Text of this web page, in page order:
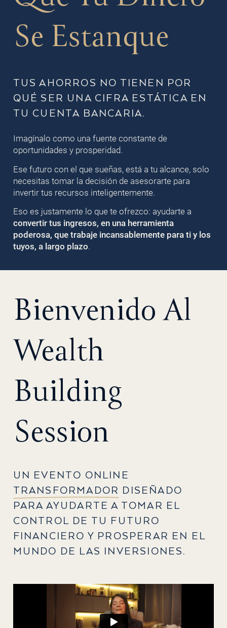
Se Estanque
TUS AHORROS NO TIENEN POR
QUÉ SER UNA CIFRA ESTÁTICA EN
TU CUENTA BANCARIA.
Imagínalo como una fuente constante de
oportunidades y prosperidad.
Ese futuro con el que sueñas, está a tu alcance, solo
necesitas tomar la decisión de asesorarte para
invertir tus recursos inteligentemente.
Eso es justamente lo que te ofrezco: ayudarte a
convertir tus ingresos, en una herramienta
poderosa, que trabaje incansablemente para ti y los
tuyos, a largo plazo.
Bienvenido Al
Wealth
Building
Session
UN EVENTO ONLINE
TRANSFORMADOR DISEÑADO
PARA AYUDARTE A TOMAR EL
CONTROL DE TU FUTURO
FINANCIERO Y PROSPERAR EN EL
MUNDO DE LAS INVERSIONES.